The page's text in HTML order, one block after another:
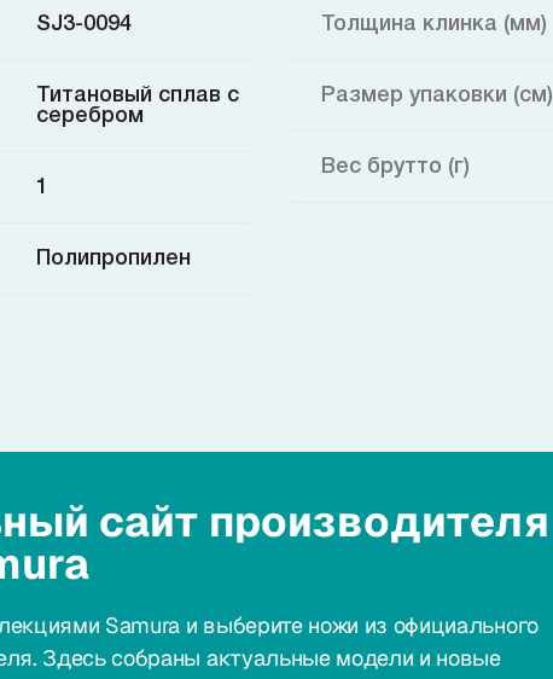
SJ3-0094
Титановый сплав с
серебром
1
Полипропилен
Толщина клинка (мм)
Размер упаковки (см)
Вес брутто (г)
сайт производителя
Samura и выберите ножи из официального
Здесь собраны актуальные модели и новые